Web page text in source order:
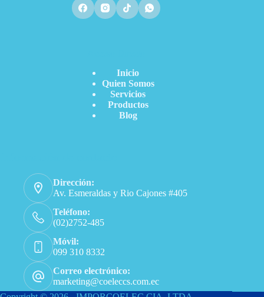
Inicio
Quien Somos
Servicios
Productos
Blog
Dirección:
Av. Esmeraldas y Rio Cajones #405
Teléfono:
(02)2752-485
Móvil:
099 310 8332
Correo electrónico:
marketing@coeleccs.com.ec